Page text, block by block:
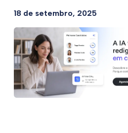
18 de setembro, 2025